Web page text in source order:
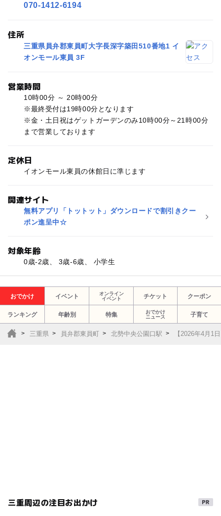
070-1412-6194
住所
三重県員弁郡東員町大字長深字築田510番地1 イ
オンモール東員 3F
営業時間
10時00分 ～ 20時00分
※最終受付は19時00分となります
※金・土日祝はゲットガーデンのみ10時00分～21時00分
まで営業しております
定休日
イオンモール東員の休館日に準じます
関連サイト
無料アプリ「トットット」ダウンロードで割引きクー
ポン進呈中☆
対象年齢
0歳-2歳、 3歳-6歳、 小学生
おでかけ イベント
オンライン
イベント
チケット クーポン
ランキング 年齢別 特集
おでかけ
ニュース
子育て
三重県 員弁郡東員町 北勢中央公園口駅 【2026年4月1
三重周辺の注目お出かけ